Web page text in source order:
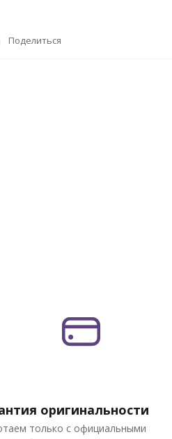
Поделиться
оригинальности
только с официальными